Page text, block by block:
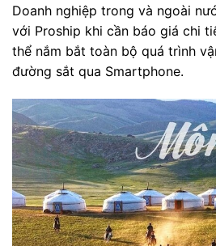
Doanh nghiệp trong và ngoài
với Proship khi cần báo giá chi
thể nắm bắt toàn bộ quá trình
đường sắt qua Smartphone.